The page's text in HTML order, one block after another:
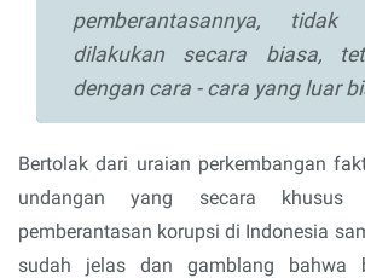
pemberantasannya,
dilakukan secara biasa,
dengan cara - cara yang luar
Bertolak dari uraian perkembangan
undangan yang secara khusus
pemberantasan korupsi di Indonesia
sudah jelas dan gamblang bahwa